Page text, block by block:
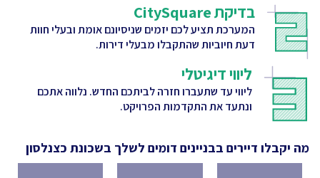
בדיקת CitySquare
המערכת תציע לכם יזמים שניסיונם אומת ובעלי חוות
דעת חיוביות שהתקבלו מבעלי דירות.
ליווי דיגיטלי
ליווי עד שתעברו חזרה לביתכם החדש. נלווה אתכם
ונתעד את התקדמות הפרויקט.
מה יקבלו דיירים בבניינים דומים לשלך בשכונת כצנלסון